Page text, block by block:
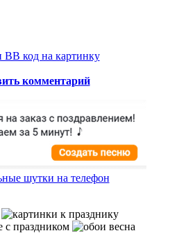
код на картинку
комментарий